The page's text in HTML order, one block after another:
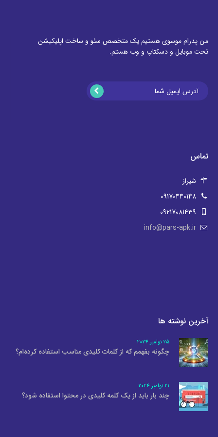
من پدرام موسوی هستیم یک متخصص سئو و ساخت اپلیکیشن
تحت موبایل و دسکتاپ و وب هستم.
تماس
شیراز
09170440148
09217081439
info@pars-apk.ir
آخرین نوشته ها
25 نوامبر 2024
چگونه بفهمم که از کلمات کلیدی مناسب استفاده کرده‌ام؟
21 نوامبر 2024
چند بار باید از یک کلمه کلیدی در محتوا استفاده شود؟